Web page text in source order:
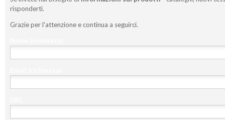
risponderti.
Grazie per l'attenzione e continua a seguirci.